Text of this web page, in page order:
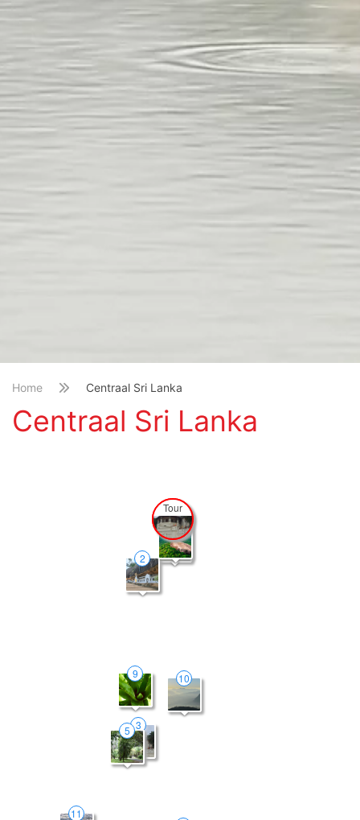
Home Centraal Sri Lanka
Centraal Sri Lanka